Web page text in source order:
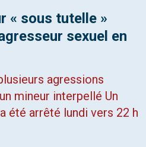
« sous tutelle »
sexuel en
agressions
mineur interpellé Un
été arrêté lundi vers 22 h